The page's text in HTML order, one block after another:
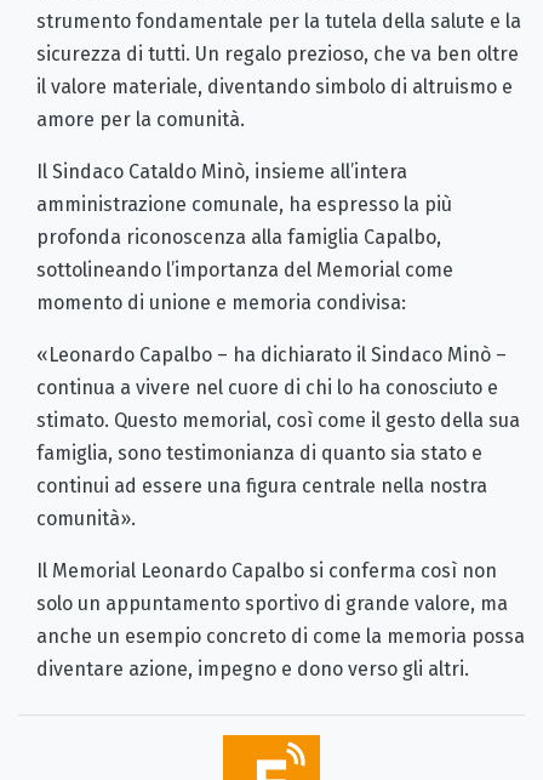
strumento fondamentale per la tutela della salute e la
sicurezza di tutti. Un regalo prezioso, che va ben oltre
il valore materiale, diventando simbolo di altruismo e
amore per la comunità.
Il Sindaco Cataldo Minò, insieme all’intera
amministrazione comunale, ha espresso la più
profonda riconoscenza alla famiglia Capalbo,
sottolineando l’importanza del Memorial come
momento di unione e memoria condivisa:
«Leonardo Capalbo – ha dichiarato il Sindaco Minò –
continua a vivere nel cuore di chi lo ha conosciuto e
stimato. Questo memorial, così come il gesto della sua
famiglia, sono testimonianza di quanto sia stato e
continui ad essere una figura centrale nella nostra
comunità».
Il Memorial Leonardo Capalbo si conferma così non
solo un appuntamento sportivo di grande valore, ma
anche un esempio concreto di come la memoria possa
diventare azione, impegno e dono verso gli altri.